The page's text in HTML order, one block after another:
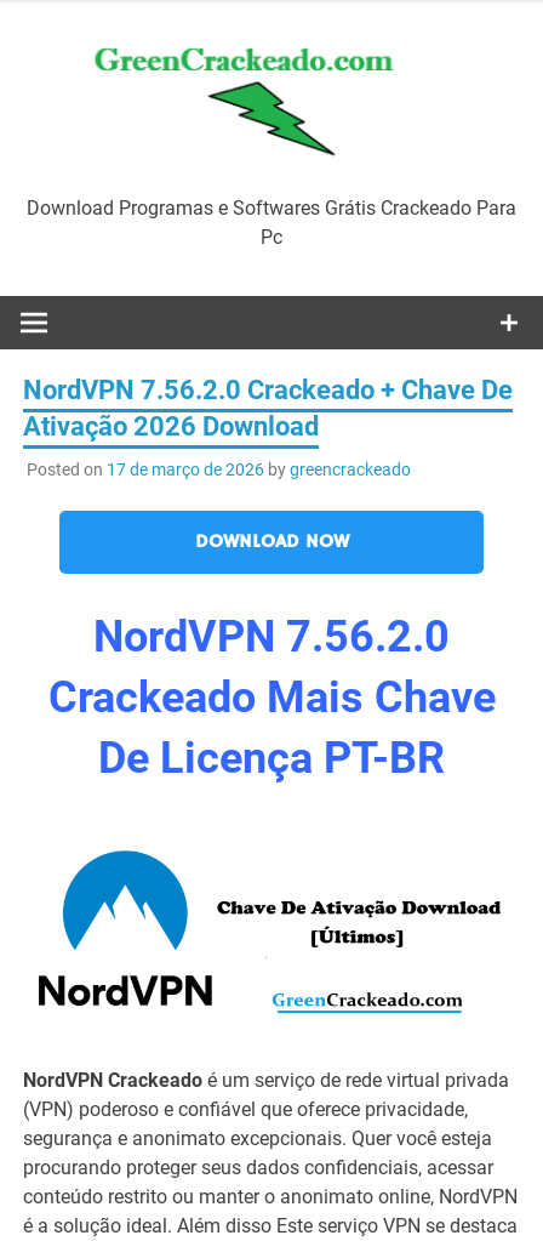
Download Programas e Softwares Grátis Crackeado Para
Pc
NordVPN 7.56.2.0 Crackeado + Chave De
Ativação 2026 Download
Posted on 17 de março de 2026bygreencrackeado
DOWNLOAD NOW
NordVPN 7.56.2.0
Crackeado Mais Chave
De Licença PT-BR
NordVPN Crackeado é um serviço de rede virtual privada
(VPN) poderoso e confiável que oferece privacidade,
segurança e anonimato excepcionais. Quer você esteja
procurando proteger seus dados confidenciais, acessar
conteúdo restrito ou manter o anonimato online, NordVPN
é a solução ideal. Além disso Este serviço VPN se destaca